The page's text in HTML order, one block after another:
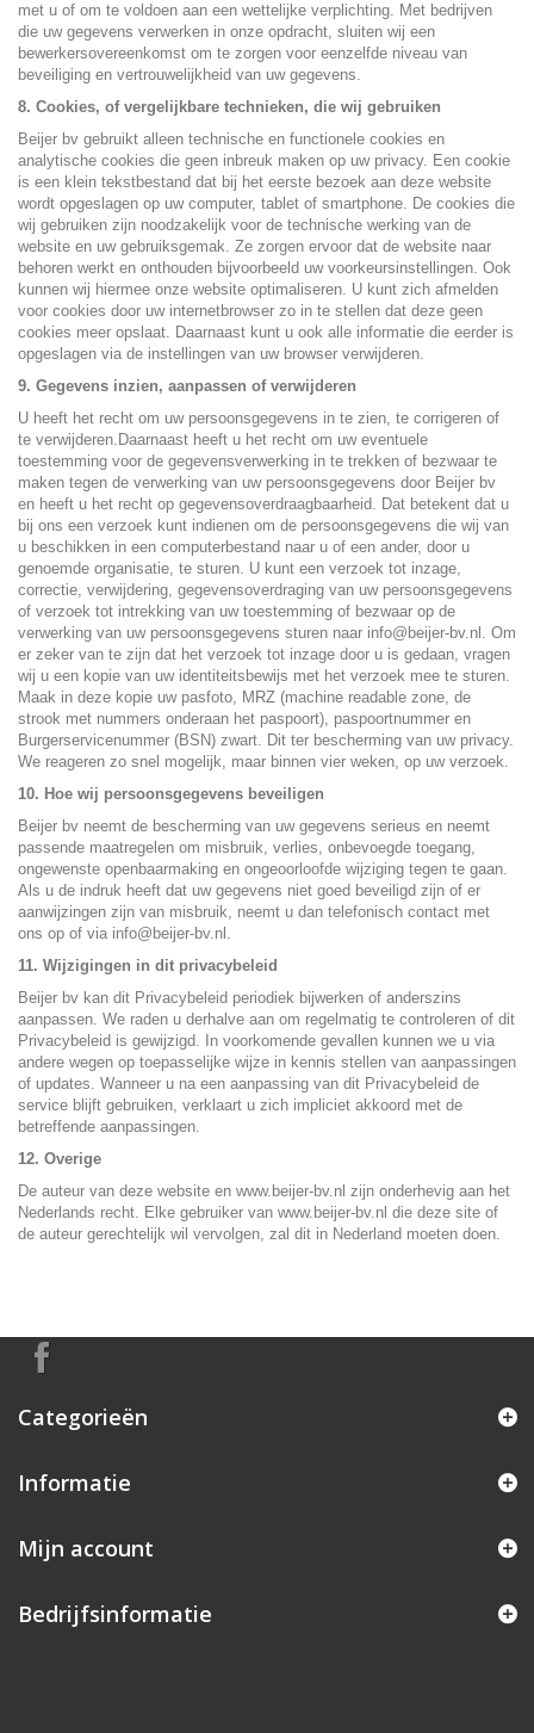
met u of om te voldoen aan een wettelijke verplichting. Met bedrijven
die uw gegevens verwerken in onze opdracht, sluiten wij een
bewerkersovereenkomst om te zorgen voor eenzelfde niveau van
beveiliging en vertrouwelijkheid van uw gegevens.
8. Cookies, of vergelijkbare technieken, die wij gebruiken
Beijer bv gebruikt alleen technische en functionele cookies en
analytische cookies die geen inbreuk maken op uw privacy. Een cookie
is een klein tekstbestand dat bij het eerste bezoek aan deze website
wordt opgeslagen op uw computer, tablet of smartphone. De cookies die
wij gebruiken zijn noodzakelijk voor de technische werking van de
website en uw gebruiksgemak. Ze zorgen ervoor dat de website naar
behoren werkt en onthouden bijvoorbeeld uw voorkeursinstellingen. Ook
kunnen wij hiermee onze website optimaliseren. U kunt zich afmelden
voor cookies door uw internetbrowser zo in te stellen dat deze geen
cookies meer opslaat. Daarnaast kunt u ook alle informatie die eerder is
opgeslagen via de instellingen van uw browser verwijderen.
9. Gegevens inzien, aanpassen of verwijderen
U heeft het recht om uw persoonsgegevens in te zien, te corrigeren of
te verwijderen.Daarnaast heeft u het recht om uw eventuele
toestemming voor de gegevensverwerking in te trekken of bezwaar te
maken tegen de verwerking van uw persoonsgegevens door Beijer bv
en heeft u het recht op gegevensoverdraagbaarheid. Dat betekent dat u
bij ons een verzoek kunt indienen om de persoonsgegevens die wij van
u beschikken in een computerbestand naar u of een ander, door u
genoemde organisatie, te sturen. U kunt een verzoek tot inzage,
correctie, verwijdering, gegevensoverdraging van uw persoonsgegevens
of verzoek tot intrekking van uw toestemming of bezwaar op de
verwerking van uw persoonsgegevens sturen naar info@beijer-bv.nl. Om
er zeker van te zijn dat het verzoek tot inzage door u is gedaan, vragen
wij u een kopie van uw identiteitsbewijs met het verzoek mee te sturen.
Maak in deze kopie uw pasfoto, MRZ (machine readable zone, de
strook met nummers onderaan het paspoort), paspoortnummer en
Burgerservicenummer (BSN) zwart. Dit ter bescherming van uw privacy.
We reageren zo snel mogelijk, maar binnen vier weken, op uw verzoek.
10. Hoe wij persoonsgegevens beveiligen
Beijer bv neemt de bescherming van uw gegevens serieus en neemt
passende maatregelen om misbruik, verlies, onbevoegde toegang,
ongewenste openbaarmaking en ongeoorloofde wijziging tegen te gaan.
Als u de indruk heeft dat uw gegevens niet goed beveiligd zijn of er
aanwijzingen zijn van misbruik, neemt u dan telefonisch contact met
ons op of via info@beijer-bv.nl.
11. Wijzigingen in dit privacybeleid
Beijer bv kan dit Privacybeleid periodiek bijwerken of anderszins
aanpassen. We raden u derhalve aan om regelmatig te controleren of dit
Privacybeleid is gewijzigd. In voorkomende gevallen kunnen we u via
andere wegen op toepasselijke wijze in kennis stellen van aanpassingen
of updates. Wanneer u na een aanpassing van dit Privacybeleid de
service blijft gebruiken, verklaart u zich impliciet akkoord met de
betreffende aanpassingen.
12. Overige
De auteur van deze website en www.beijer-bv.nl zijn onderhevig aan het
Nederlands recht. Elke gebruiker van www.beijer-bv.nl die deze site of
de auteur gerechtelijk wil vervolgen, zal dit in Nederland moeten doen.
Categorieën
Informatie
Mijn account
Bedrijfsinformatie